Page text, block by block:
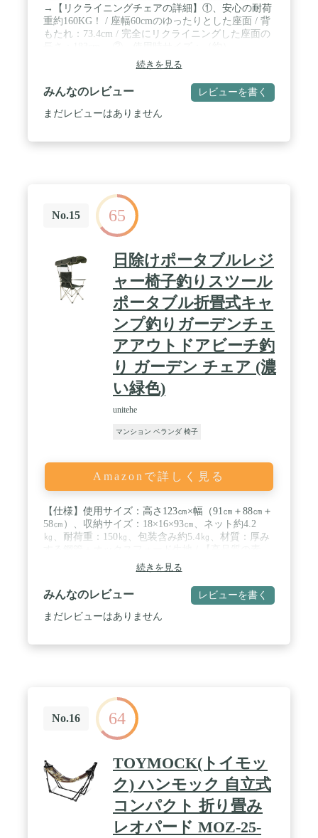
→【リクライニングチェアの詳細】①、安心の耐荷
重約160KG！ / 座幅60cmのゆったりとした座面 / 背
もたれ：73.4cm / 完全にリクライニングした座面の
110*56*60.5cm； 収納時サイズ：（約）
76*17*94cm。 / →【しっかりとした素材】①、背
もたれと座面はフルフォームパッド入り、高品質の
弾性ロープ、丈夫なポリエステル生地で、無重力体
験を実現！超～快適な座り心地 ②、頑丈な鉄製フ
ぐに使うことができます。 ②、使わない時スッキ
リ簡単に収納！使用しない時は省スペースで収納で
きる無重力リクライニングチェア。 / →【心をこめ
た仕様】①、リクライニングチェアの背もたれとフ
ットレストが連動して、170°までリクライニングで
きます！調節方法は超簡単！ ②、サイドにはカッ
プホルダー付き ③、腰と尻部分の弾性ロープはダ
ブル ④、地面につく底部分は滑り止めの仕業
⑤、木地のようなプラスチックアームレスト /
→【利用シーン】室内では、お部屋やオフィスで簡
易ベッドとして、お庭やバルコニーではラウンジチ
ェアとして、お花見やリラックスタイムには折りた
たみ式のデッキチェアとして、敬老の日、母の日、
父の日、クリスマスなどのギフトやプレゼントにも
続きを見る
みんなのレビュー レビューを書く
まだレビューはありません
No.15 65
日除けポータブルレジ
ャー椅子釣りスツール
ポータブル折畳式キャ
ンプ釣りガーデンチェ
アアウトドアビーチ釣
り ガーデン チェア (濃
い緑色)
unitehe
マンション ベランダ 椅子
Amazonで詳しく見る
【仕様】使用サイズ：高さ123㎝×幅（91㎝＋88㎝＋
58㎝）、収納サイズ：18×16×93㎝、ネット約4.2
㎏、耐荷重：150㎏、包装含み約5.4㎏、材質：厚み
材】長い作業時間のための防錆ハンマートーンの粉
体塗装。耐久性のある頑丈なスチール製の安定した
フレーム、より安定した構造を使用してください。
フレームは三角形の形で交互して、とても安定感が
実現しました。厚手で丈夫なオックスフォードを採
ルは、ベッドルーム、寮、オフィス、プール、庭、
ビーチ、スポーツミーティング、ピクニックパーテ
ィー、キャンプ、バーベキュー、釣り、登山にも最
適です。 / 【購入サービスを提供】お買い上げ頂
き、ありがとうございます。もしご不明や製品に不
具合なところがございました場合、お気軽にお問い
合わせくださいませ。必ずお客様が満足するまで対
応致します。 連絡方法：右上に「注文履歴」→「注
文リスト｣→「販売:店｣→「質問する｣から、弊社サ
ポートまでご連絡をいただきますようお願い申し上
げます。親切な対応をさせていただきます。
続きを見る
みんなのレビュー レビューを書く
まだレビューはありません
No.16 64
TOYMOCK(トイモッ
ク) ハンモック 自立式
コンパクト 折り畳み
レオパード MOZ-25-